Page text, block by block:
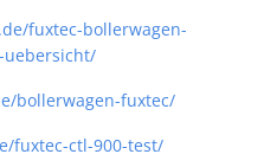
fuxtec-bollerwagen-
uebersicht/
bollerwagen-fuxtec/
fuxtec-ctl-900-test/